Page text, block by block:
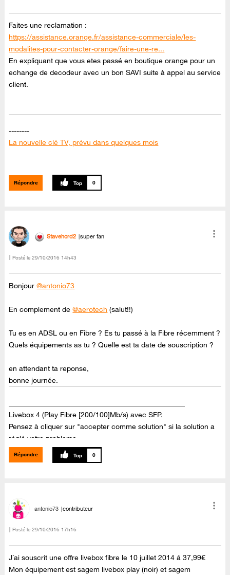
Faites une reclamation :
https://assistance.orange.fr/assistance-commerciale/les-
modalites-pour-contacter-orange/faire-une-re...
En expliquant que vous etes passé en boutique orange pour un
echange de decodeur avec un bon SAVI suite à appel au service
client.
--------
La nouvelle clé TV, prévu dans quelques mois
Canal + en clair du 06 au 09 septembre sur TV d'Orange
Répondre 0
Stavehord2 super fan
Posté le ‎29/10/2016 14h43
Bonjour@antonio73
En complement de@aerotech (salut!!)
Tu es en ADSL ou en Fibre ? Es tu passé à la Fibre récemment ?
Quels équipements as tu ? Quelle est ta date de souscription ?
en attendant ta reponse,
bonne journée.
Livebox 4 (Play Fibre [200/100]Mb/s) avec SFP.
Pensez à cliquer sur "accepter comme solution" si la solution a
réglé votre probleme.
Répondre 0
antonio73 contributeur
Posté le ‎29/10/2016 17h16
J´ai souscrit une offre livebox fibre le 10 juillet 2014 á 37,99€
Mon équipement est sagem livebox play (noir) et sagem